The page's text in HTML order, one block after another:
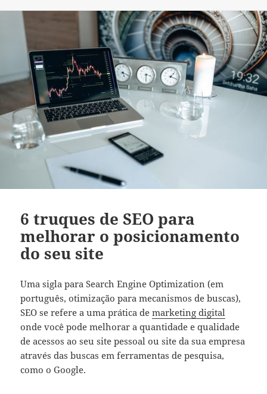
6 truques de SEO para
melhorar o posicionamento
do seu site
Uma sigla para Search Engine Optimization (em
português, otimização para mecanismos de buscas),
SEO se refere a uma prática demarketing digital
onde você pode melhorar a quantidade e qualidade
de acessos ao seu site pessoal ou site da sua empresa
através das buscas em ferramentas de pesquisa,
como o Google.